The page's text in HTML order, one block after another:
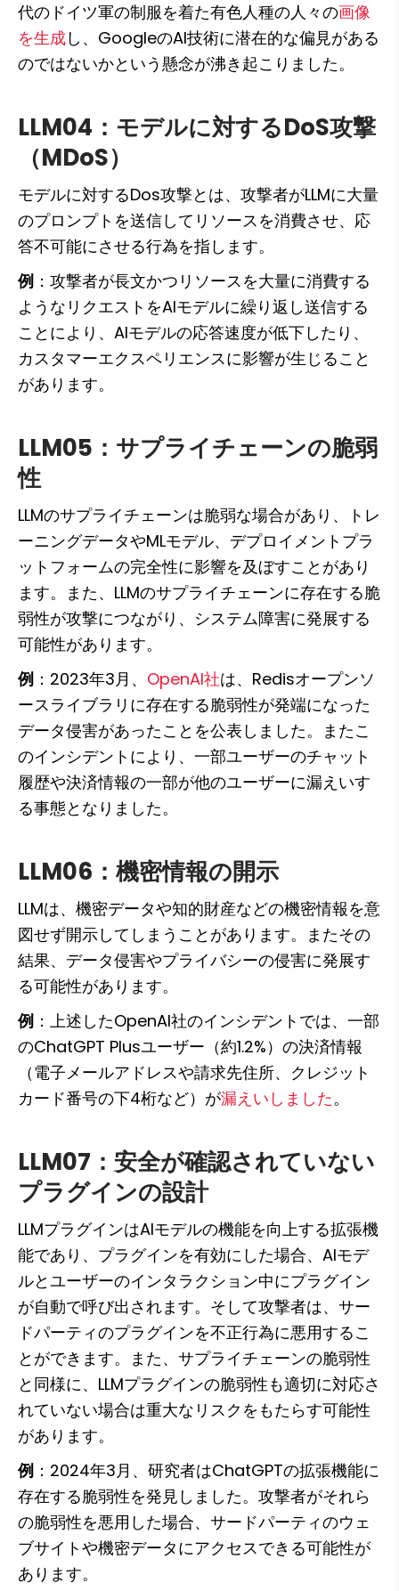
代のドイツ軍の制服を着た有色人種の人々の画像
を生成し、GoogleのAI技術に潜在的な偏見がある
のではないかという懸念が沸き起こりました。
LLM04：モデルに対するDoS攻撃
（MDoS）
モデルに対するDos攻撃とは、攻撃者がLLMに大量
のプロンプトを送信してリソースを消費させ、応
答不可能にさせる行為を指します。
例 ：攻撃者が長文かつリソースを大量に消費する
ようなリクエストをAIモデルに繰り返し送信する
ことにより、AIモデルの応答速度が低下したり、
カスタマーエクスペリエンスに影響が生じること
があります。
LLM05：サプライチェーンの脆弱
性
LLMのサプライチェーンは脆弱な場合があり、トレ
ーニングデータやMLモデル、デプロイメントプラ
ットフォームの完全性に影響を及ぼすことがあり
ます。また、LLMのサプライチェーンに存在する脆
弱性が攻撃につながり、システム障害に発展する
可能性があります。
例 ：2023年3月、 OpenAI社は、Redisオープンソ
ースライブラリに存在する脆弱性が発端になった
データ侵害があったことを公表しました。またこ
のインシデントにより、一部ユーザーのチャット
履歴や決済情報の一部が他のユーザーに漏えいす
る事態となりました。
LLM06：機密情報の開示
LLMは、機密データや知的財産などの機密情報を意
図せず開示してしまうことがあります。またその
結果、データ侵害やプライバシーの侵害に発展す
る可能性があります。
例 ：上述したOpenAI社のインシデントでは、一部
のChatGPT Plusユーザー（約1.2%）の決済情報
（電子メールアドレスや請求先住所、クレジット
カード番号の下4桁など）が漏えいしました。
LLM07：安全が確認されていない
プラグインの設計
LLMプラグインはAIモデルの機能を向上する拡張機
能であり、プラグインを有効にした場合、AIモデ
ルとユーザーのインタラクション中にプラグイン
が自動で呼び出されます。そして攻撃者は、サー
ドパーティのプラグインを不正行為に悪用するこ
とができます。また、サプライチェーンの脆弱性
と同様に、LLMプラグインの脆弱性も適切に対応さ
れていない場合は重大なリスクをもたらす可能性
があります。
例 ：2024年3月、研究者はChatGPTの拡張機能に
存在する脆弱性を発見しました。攻撃者がそれら
の脆弱性を悪用した場合、サードパーティのウェ
ブサイトや機密データにアクセスできる可能性が
あります。